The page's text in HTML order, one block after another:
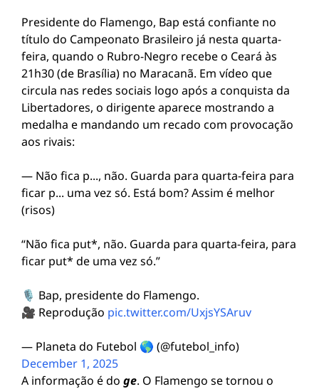
Presidente do Flamengo, Bap está confiante no
título do Campeonato Brasileiro já nesta quarta-
feira, quando o Rubro-Negro recebe o Ceará às
21h30 (de Brasília) no Maracanã. Em vídeo que
circula nas redes sociais logo após a conquista da
Libertadores, o dirigente aparece mostrando a
medalha e mandando um recado com provocação
aos rivais:
— Não fica p..., não. Guarda para quarta-feira para
ficar p... uma vez só. Está bom? Assim é melhor
(risos)
“Não fica put*, não. Guarda para quarta-feira, para
ficar put* de uma vez só.”
🎙️ Bap, presidente do Flamengo.
🎥 Reprodução pic.twitter.com/UxjsYSAruv
— Planeta do Futebol 🌎 (@futebol_info)
December 1, 2025
A informação é do ge. O Flamengo se tornou o